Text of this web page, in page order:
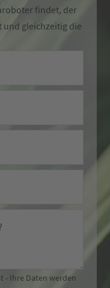
findet, der
gleichzeitig die
- Ihre Daten werden